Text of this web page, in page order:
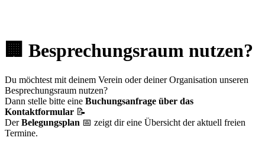
🏢 Besprechungsraum nutzen?
Du möchtest mit deinem Verein oder deiner Organisation unseren
Besprechungsraum nutzen?
Dann stelle bitte eine Buchungsanfrage über das
Kontaktformular 📝
DerBelegungsplan 📅 zeigt dir eine Übersicht der aktuell freien
Termine.